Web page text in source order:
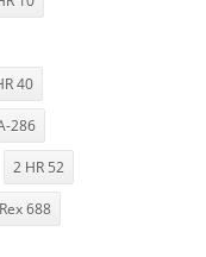
40
286
2 HR 52
Rex 688